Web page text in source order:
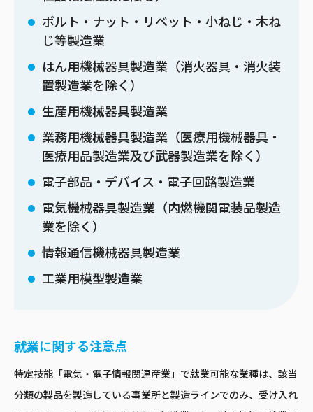
ボルト・ナット・リベット・小ねじ・木ね
じ等製造業
はん用機械器具製造業（消火器具・消火装
置製造業を除く）
生産用機械器具製造業
業務用機械器具製造業（医療用機械器具・
医療用品製造業及び武器製造業を除く）
電子部品・デバイス・電子回路製造業
電気機械器具製造業（内燃機関電装品製造
業を除く）
情報通信機械器具製造業
工業用模型製造業
就業に関する注意点
特定技能「電気・電子情報関連産業」で就業可能な業種は、該当
分類の製品を製造している事業所と製造ラインでのみ、受け入れ